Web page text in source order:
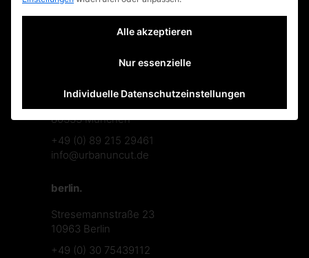
faq
80333 München
+49 (0) 89 215 29461
info@urbanuncut.de
berlin.
Stresemannstraße 23
10963 Berlin
+49 (0) 30 75439112
Alle akzeptieren
Nur essenzielle
Individuelle Datenschutzeinstellungen